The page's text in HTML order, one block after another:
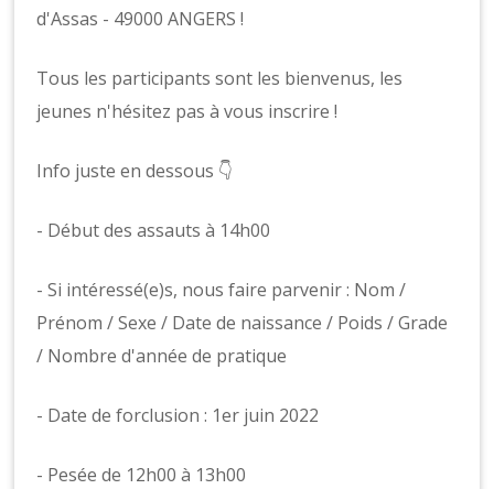
d'Assas - 49000 ANGERS !
Tous les participants sont les bienvenus, les
jeunes n'hésitez pas à vous inscrire !
Info juste en dessous 👇
- Début des assauts à 14h00​
- Si intéressé(e)s, nous faire parvenir : Nom /
Prénom / Sexe / Date de naissance / Poids / Grade
/ Nombre d'année de pratique
- Date de forclusion : 1er juin 2022
- Pesée de 12h00 à 13h00